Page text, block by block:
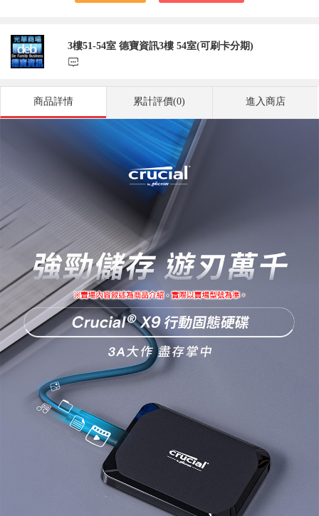
3樓51-54室 德寶資訊3樓 54室(可刷卡分期)
󰃨
商品詳情 累計評價(0) 進入商店